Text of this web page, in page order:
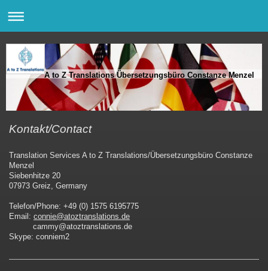
A to Z Translations Übersetzungsbüro Constanze Menzel
Kontakt/Contact
Translation Services A to Z Translations/Übersetzungsbüro Constanze
Menzel
Siebenhitze 20
07973 Greiz, Germany
Telefon/Phone: +49 (0) 1575 6195775
Email: connie@atoztranslations.de
cammy@atoztranslations.de
Skype: conniem2